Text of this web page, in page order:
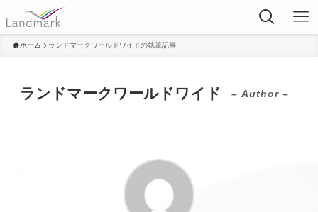
ホーム ランドマークワールドワイドの執筆記事
ランドマークワールドワイド – Author –